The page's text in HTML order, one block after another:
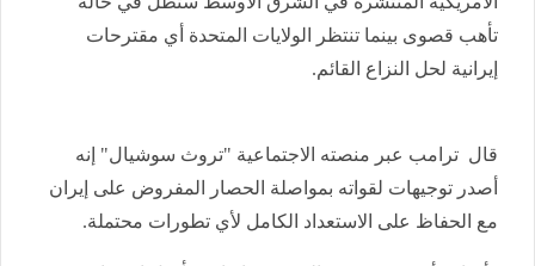
تأهب قصوى بينما تنتظر الولايات المتحدة أي مقترحات
إيرانية لحل النزاع القائم.
قال ترامب عبر منصته الاجتماعية "تروث سوشيال" إنه
أصدر توجيهات لقواته بمواصلة الحصار المفروض على إيران
مع الحفاظ على الاستعداد الكامل لأي تطورات محتملة.